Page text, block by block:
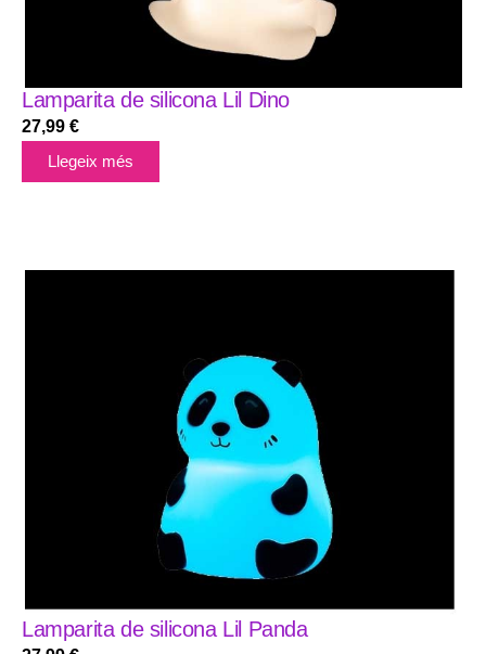
Lamparita de silicona Lil Dino
27,99 €
Llegeix més
Lamparita de silicona Lil Panda